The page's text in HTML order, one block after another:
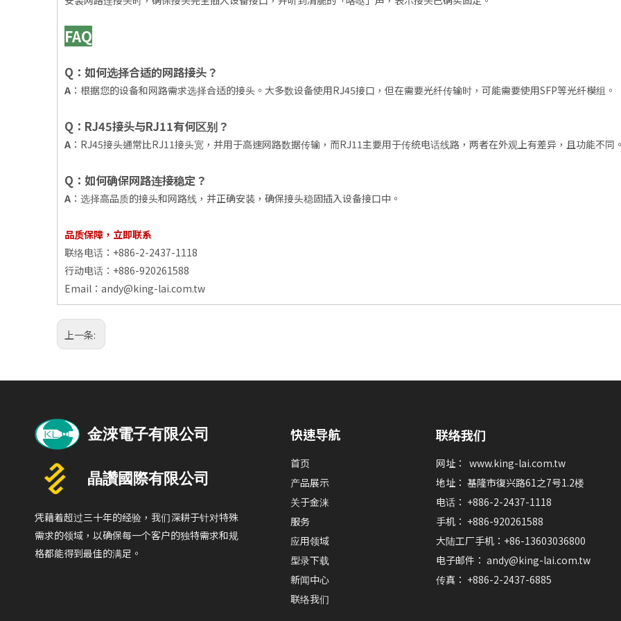
FAQ
Q：如何选择合适的网路接头？
A ：根据您的设备和网路需求选择合适的接头。大多数设备使用RJ45接口，但在需要光纤传输时，可能需要使用SFP等光纤模组。
Q：RJ45接头与RJ11有何区别？
A ：RJ45接头通常比RJ11接头宽，并用于高速网路数据传输，而RJ11主要用于传统电话线路，两者在外观上有差异，且功能不同
Q：如何确保网路连接稳定？
A ：选择高品质的接头和网路线，并正确安装，确保接头稳固插入设备接口中。
品质保障，立即联系
联络电话：+886-2-2437-1118
行动电话：+886-920261588
Email： andy@king-lai.com.tw
上一条:
凭藉着超过三十年的经验，我们深耕于针对特殊
需求的领域，以确保每一个客户的独特需求和规
格都能得到最佳的满足。
快速导航
首页
产品展示
关于金涞
服务
应用领域
型录下载
新闻中心
联络我们
联络我们
网址：www.king-lai.com.tw
地址： 基隆市復兴路61之7号1.2楼
电话： +886-2-2437-1118
手机： +886-920261588
大陆工厂手机：+86-13603036800
电子邮件：andy@king-lai.com.tw
传真： +886-2-2437-6885